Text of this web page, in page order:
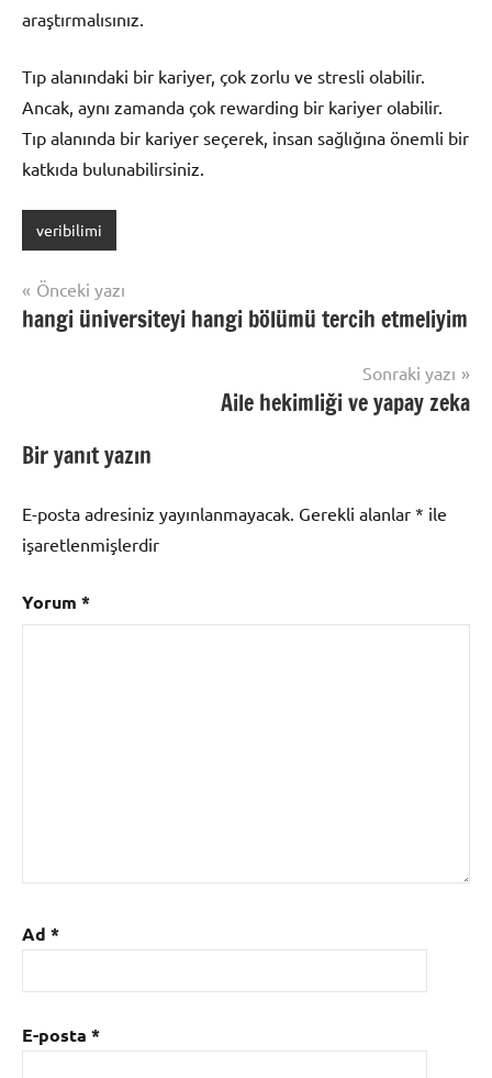
araştırmalısınız.
Tıp alanındaki bir kariyer, çok zorlu ve stresli olabilir.
Ancak, aynı zamanda çok rewarding bir kariyer olabilir.
Tıp alanında bir kariyer seçerek, insan sağlığına önemli bir
katkıda bulunabilirsiniz.
veribilimi
Yazı
gezinmesi
Önceki yazı
hangi üniversiteyi hangi bölümü tercih etmeliyim
Sonraki yazı
Aile hekimliği ve yapay zeka
Bir yanıt yazın
E-posta adresiniz yayınlanmayacak. Gerekli alanlar * ile
işaretlenmişlerdir
Yorum *
Ad *
E-posta *